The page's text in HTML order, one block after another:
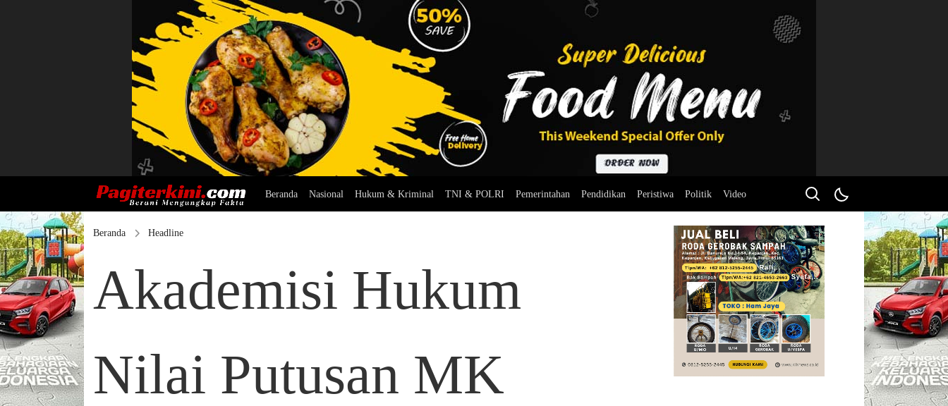
Beranda Nasional Hukum & Kriminal TNI & POLRI Pemerintahan Pendidikan Peristiwa Politik Video
Beranda Headline
Akademisi Hukum
Nilai Putusan MK